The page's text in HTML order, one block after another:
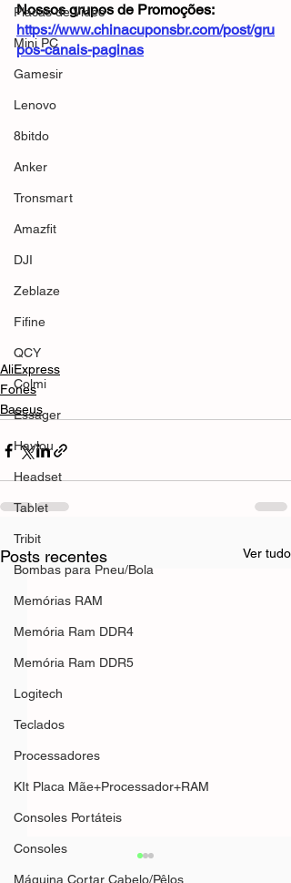
Placas de Vídeo
Mini PC
Gamesir
Lenovo
8bitdo
Anker
Tronsmart
Amazfit
DJI
Zeblaze
Fifine
QCY
Colmi
Essager
Haylou
Headset
Tablet
Tribit
Bombas para Pneu/Bola
Memórias RAM
Memória Ram DDR4
Memória Ram DDR5
Logitech
Teclados
Processadores
KIt Placa Mãe+Processador+RAM
Consoles Portáteis
Consoles
Máquina Cortar Cabelo/Pêlos
Nossos grupos de Promoções:
https://www.chinacuponsbr.com/post/gru
pos-canais-paginas
AliExpress
Fones
Baseus
Posts recentes Ver tudo